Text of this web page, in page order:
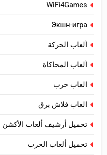
WiFi4Games
Экшн-игра
ألعاب الحركة
ألعاب المحاكاة
العاب حرب
العاب فلاش برق
تحميل أرشيف ألعاب الأكشن
تحميل ألعاب الحرب